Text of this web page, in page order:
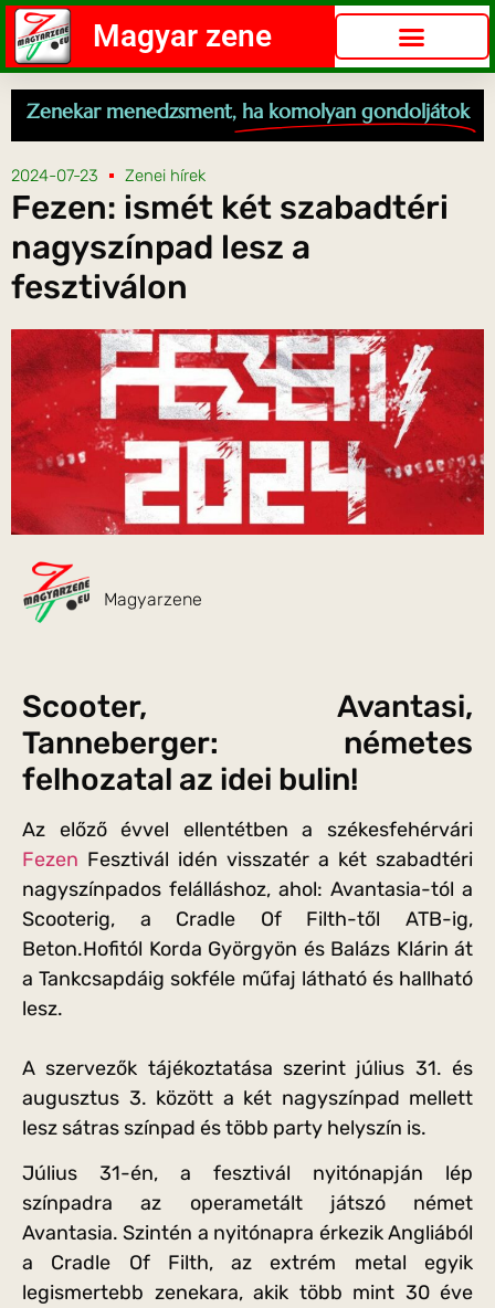
Magyar zene
Zenekar menedzsment, ha komolyan gondoljátok
2024-07-23 Zenei hírek
Fezen: ismét két szabadtéri
nagyszínpad lesz a
fesztiválon
Magyarzene
Scooter, Avantasi,
Tanneberger: németes
felhozatal az idei bulin!
Az előző évvel ellentétben a székesfehérvári
Fezen Fesztivál idén visszatér a két szabadtéri
nagyszínpados felálláshoz, ahol: Avantasia-tól a
Scooterig, a Cradle Of Filth-től ATB-ig,
Beton.Hofitól Korda Györgyön és Balázs Klárin át
a Tankcsapdáig sokféle műfaj látható és hallható
lesz.
A szervezők tájékoztatása szerint július 31. és
augusztus 3. között a két nagyszínpad mellett
lesz sátras színpad és több party helyszín is.
Július 31-én, a fesztivál nyitónapján lép
színpadra az operametált játszó német
Avantasia. Szintén a nyitónapra érkezik Angliából
a Cradle Of Filth, az extrém metal egyik
legismertebb zenekara, akik több mint 30 éve